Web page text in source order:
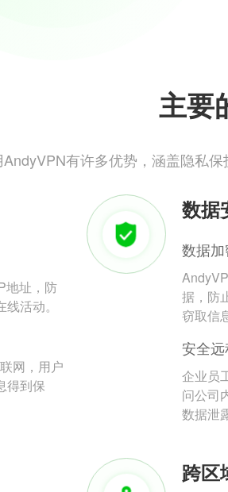
主要
有许多优势，涵盖隐私
地址，防
活动。
网，用户
得到保
数据
数据
据，防
窃取信
安全
企业员
问公司
数据泄
跨区